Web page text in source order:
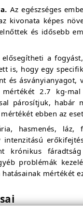
Az egészséges
kivonata képes
és idősebb
a
is, hogy egy
és
2.7 kg-
párosítjuk, habár
ebben az
hasmenés,
krónikus
problémák
mértékét